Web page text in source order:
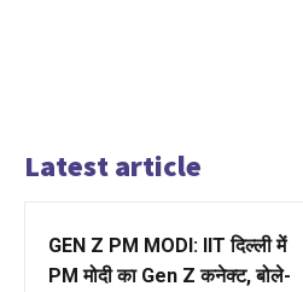
Latest article
GEN Z PM MODI: IIT दिल्ली में
PM मोदी का Gen Z कनेक्ट, बोले-